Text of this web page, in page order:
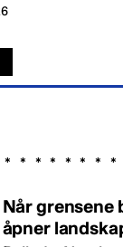
Når grensene
åpner